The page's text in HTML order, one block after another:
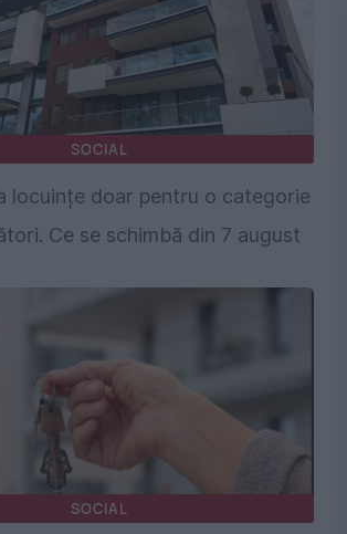
SOCIAL
locuințe doar pentru o categorie
Ce se schimbă din 7 august
SOCIAL